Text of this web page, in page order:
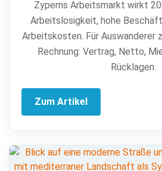
Zyperns Arbeitsmarkt wirkt
Arbeitslosigkeit, hohe
Arbeitskosten. Für Auswanderer
Rechnung: Vertrag, Netto,
Rücklagen.
Zum Artikel